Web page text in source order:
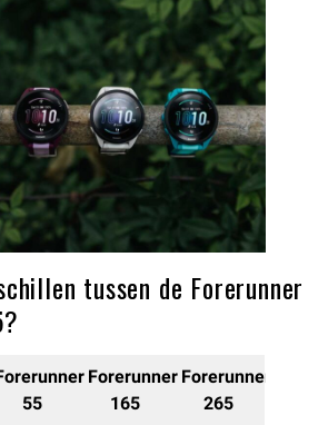
tussen de Forerunner
55
Forerunner
165
Forerunner
265